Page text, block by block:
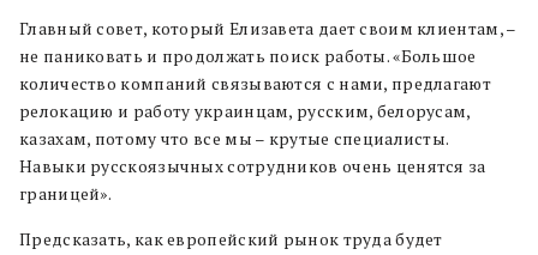
Главный совет, который Елизавета дает своим клиентам, –
не паниковать и продолжать поиск работы. «Большое
количество компаний связываются с нами, предлагают
релокацию и работу украинцам, русским, белорусам,
казахам, потому что все мы – крутые специалисты.
Навыки русскоязычных сотрудников очень ценятся за
границей».
Предсказать, как европейский рынок труда будет